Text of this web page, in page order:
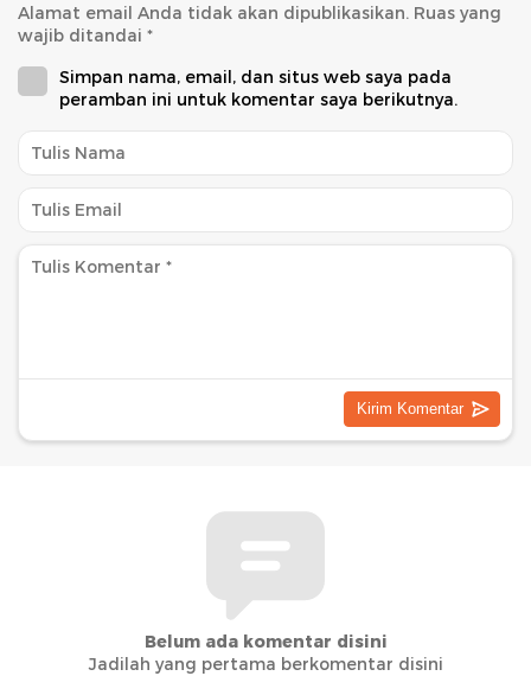
Alamat email Anda tidak akan dipublikasikan. Ruas yang
wajib ditandai *
Simpan nama, email, dan situs web saya pada
peramban ini untuk komentar saya berikutnya.
Belum ada komentar disini
Jadilah yang pertama berkomentar disini